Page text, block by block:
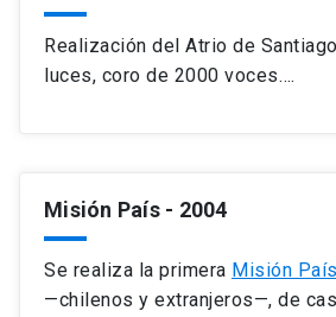
Realización del Atrio de
luces, coro de 2000 voces….
Misión País- 2004
Se realiza la primera Misión País
—chilenos y extranjeros—, de